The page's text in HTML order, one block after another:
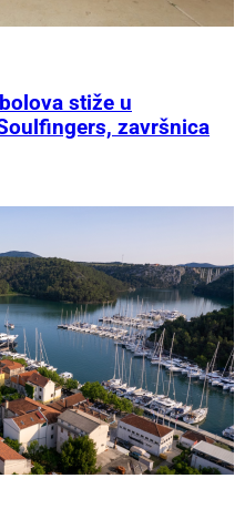
stiže u
završnica